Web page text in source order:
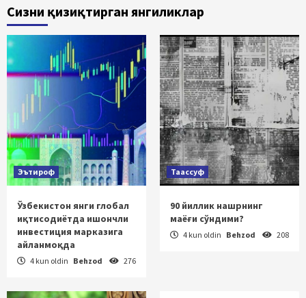
Сизни қизиқтирган янгиликлар
Эътироф
Ўзбекистон янги глобал
иқтисодиётда ишончли
инвестиция марказига
айланмоқда
4 kun oldin Behzod 276
Таассуф
90 йиллик нашрнинг
маёғи сўндими?
4 kun oldin Behzod 208